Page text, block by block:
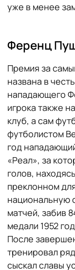
уже в менее
Ференц
Премия за
названа в
нападающего
игрока также
клуб, а сам
футболистом
год
«Реал», за
голов,
преклонном
национальную
матчей, забив
медали 1952
После
тренировал
сыскал славы